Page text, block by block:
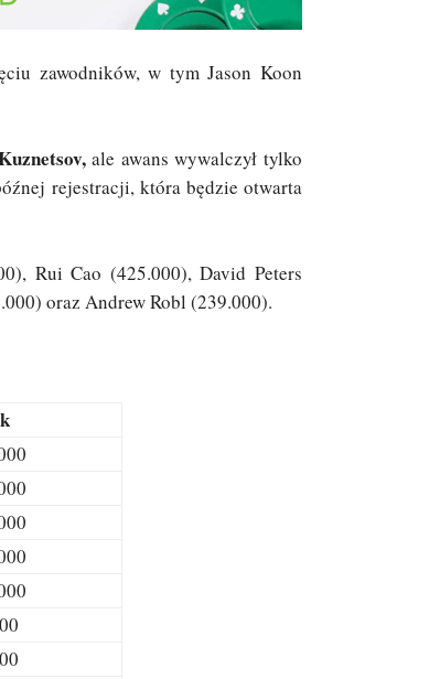
zawodników, w tym Jason Koon
ale awans wywalczył tylko
rejestracji, która będzie otwarta
Rui Cao (425.000), David Peters
oraz Andrew Robl (239.000).